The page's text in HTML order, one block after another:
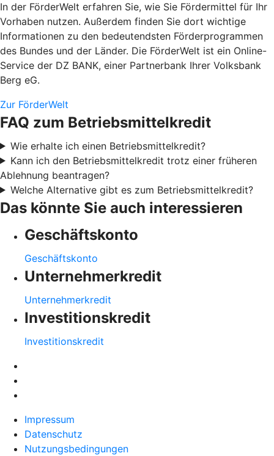
In der FörderWelt erfahren Sie, wie Sie Fördermittel für Ihr
Vorhaben nutzen. Außerdem finden Sie dort wichtige
Informationen zu den bedeutendsten Förderprogrammen
des Bundes und der Länder. Die FörderWelt ist ein Online-
Service der DZ BANK, einer Partnerbank Ihrer Volksbank
Berg eG.
Zur FörderWelt
FAQ zum Betriebsmittelkredit
Wie erhalte ich einen Betriebsmittelkredit?
Kann ich den Betriebsmittelkredit trotz einer früheren
Ablehnung beantragen?
Welche Alternative gibt es zum Betriebsmittelkredit?
Das könnte Sie auch interessieren
Geschäftskonto
Geschäftskonto
Unternehmerkredit
Unternehmerkredit
Investitionskredit
Investitionskredit
Impressum
Datenschutz
Nutzungsbedingungen